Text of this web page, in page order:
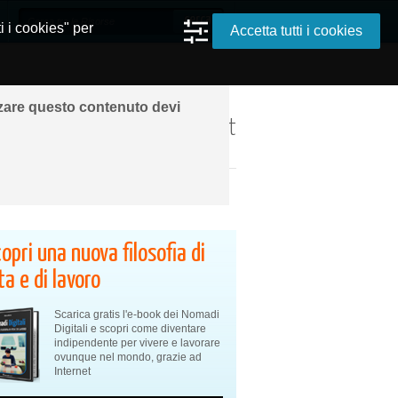
questo contenuto devi
ovunque grazie a Internet
una nuova filosofia di
e di lavoro
Scarica gratis l'e-book dei Nomadi
Digitali e scopri come diventare
indipendente per vivere e lavorare
ovunque nel mondo, grazie ad
Internet
i cookies" per
Accetta tutti i cookies